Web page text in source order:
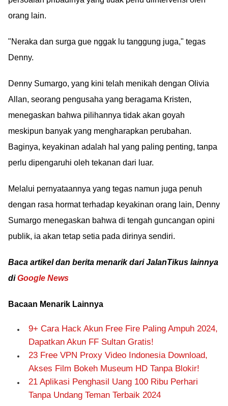
orang lain.
"Neraka dan surga gue nggak lu tanggung juga," tegas
Denny.
Denny Sumargo, yang kini telah menikah dengan Olivia
Allan, seorang pengusaha yang beragama Kristen,
menegaskan bahwa pilihannya tidak akan goyah
meskipun banyak yang mengharapkan perubahan.
Baginya, keyakinan adalah hal yang paling penting, tanpa
perlu dipengaruhi oleh tekanan dari luar.
Melalui pernyataannya yang tegas namun juga penuh
dengan rasa hormat terhadap keyakinan orang lain, Denny
Sumargo menegaskan bahwa di tengah guncangan opini
publik, ia akan tetap setia pada dirinya sendiri.
Baca artikel dan berita menarik dari JalanTikus lainnya
diGoogle News
Bacaan Menarik Lainnya
9+ Cara Hack Akun Free Fire Paling Ampuh 2024,
Dapatkan Akun FF Sultan Gratis!
23 Free VPN Proxy Video Indonesia Download,
Akses Film Bokeh Museum HD Tanpa Blokir!
21 Aplikasi Penghasil Uang 100 Ribu Perhari
Tanpa Undang Teman Terbaik 2024